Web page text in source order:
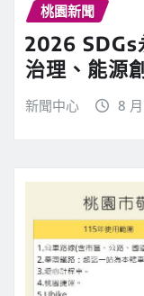
桃園新聞
2026 SDGs
治理、能源
新聞中心 8